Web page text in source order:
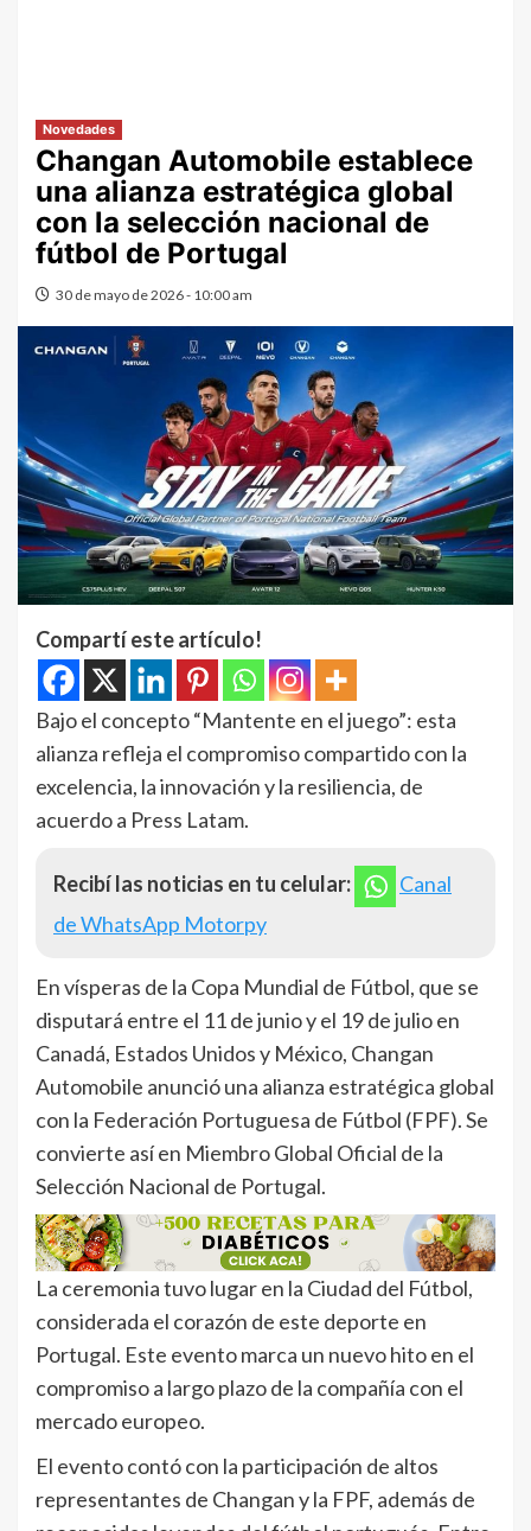
Novedades
Changan Automobile establece
una alianza estratégica global
con la selección nacional de
fútbol de Portugal
30 de mayo de 2026 - 10:00 am
Compartí este artículo!
Bajo el concepto “Mantente en el juego”: esta
alianza refleja el compromiso compartido con la
excelencia, la innovación y la resiliencia, de
acuerdo a Press Latam.
Recibí las noticias en tu celular:
Canal
de WhatsApp Motorpy
En vísperas de la Copa Mundial de Fútbol, que se
disputará entre el 11 de junio y el 19 de julio en
Canadá, Estados Unidos y México, Changan
Automobile anunció una alianza estratégica global
con la Federación Portuguesa de Fútbol (FPF). Se
convierte así en Miembro Global Oficial de la
Selección Nacional de Portugal.
La ceremonia tuvo lugar en la Ciudad del Fútbol,
considerada el corazón de este deporte en
Portugal. Este evento marca un nuevo hito en el
compromiso a largo plazo de la compañía con el
mercado europeo.
El evento contó con la participación de altos
representantes de Changan y la FPF, además de